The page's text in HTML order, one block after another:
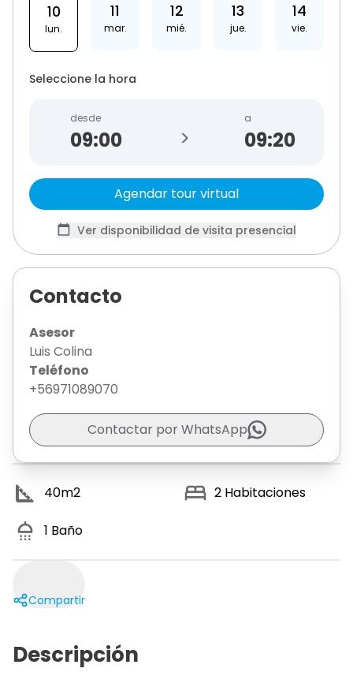
10
lun.
11
mar.
12
mié.
13
jue.
14
vie.
Seleccione la hora
desde
>
a
09:20
Agendar tour virtual
Ver disponibilidad de visita presencial
Contacto
Asesor
Luis Colina
Teléfono
+56971089070
Contactar por WhatsApp
40m2 2 Habitaciones
1 Baño
Compartir
Descripción